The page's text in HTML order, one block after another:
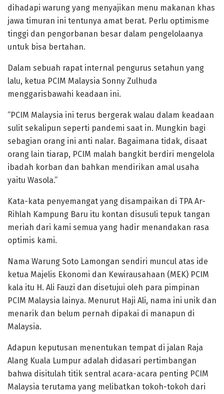
dihadapi warung yang menyajikan menu makanan khas
jawa timuran ini tentunya amat berat. Perlu optimisme
tinggi dan pengorbanan besar dalam pengelolaanya
untuk bisa bertahan.
Dalam sebuah rapat internal pengurus setahun yang
lalu, ketua PCIM Malaysia Sonny Zulhuda
menggarisbawahi keadaan ini.
“PCIM Malaysia ini terus bergerak walau dalam keadaan
sulit sekalipun seperti pandemi saat in. Mungkin bagi
sebagian orang ini anti nalar. Bagaimana tidak, disaat
orang lain tiarap, PCIM malah bangkit berdiri mengelola
ibadah korban dan bahkan mendirikan amal usaha
yaitu Wasola.”
Kata-kata penyemangat yang disampaikan di TPA Ar-
Rihlah Kampung Baru itu kontan disusuli tepuk tangan
meriah dari kami semua yang hadir menandakan rasa
optimis kami.
Nama Warung Soto Lamongan sendiri muncul atas ide
ketua Majelis Ekonomi dan Kewirausahaan (MEK) PCIM
kala itu H. Ali Fauzi dan disetujui oleh para pimpinan
PCIM Malaysia lainya. Menurut Haji Ali, nama ini unik dan
menarik dan belum pernah dipakai di manapun di
Malaysia.
Adapun keputusan menentukan tempat di jalan Raja
Alang Kuala Lumpur adalah didasari pertimbangan
bahwa disitulah titik sentral acara-acara penting PCIM
Malaysia terutama yang melibatkan tokoh-tokoh dari